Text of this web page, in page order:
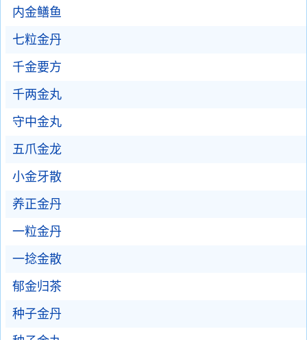
内金鳝鱼
七粒金丹
千金要方
千两金丸
守中金丸
五爪金龙
小金牙散
养正金丹
一粒金丹
一捻金散
郁金归茶
种子金丹